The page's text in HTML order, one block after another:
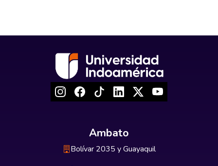
Ambato
Bolívar 2035 y Guayaquil